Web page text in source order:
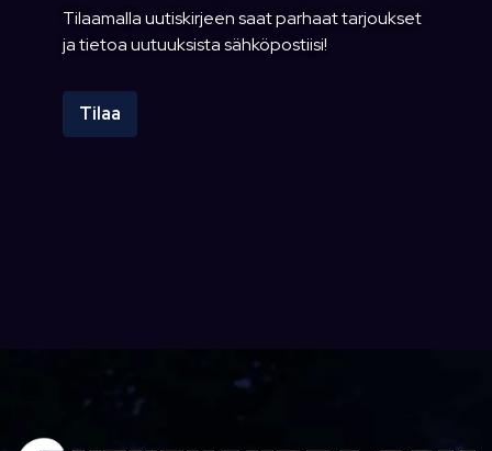
Tilaamalla uutiskirjeen saat parhaat tarjoukset
ja tietoa uutuuksista sähköpostiisi!
Tilaa